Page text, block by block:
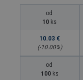
od
10 ks
10.03 €
(-10.00%)
od
100 ks